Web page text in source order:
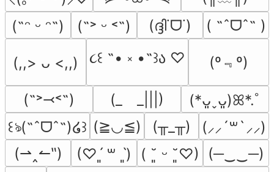
(˶ᵔ ᵕ ᵔ˶)
(˶˃ ᵕ ˂˶) (ദ്ദി˙ᗜ˙) ( ˶ˆᗜˆ˵ )
(,,> ᴗ <,,) ૮꒰ ˶• ༝ •˶꒱ა ♡ (º﹃º)
(˶˃⤙˂˶) (_　_|||)
(*ᴗ͈ˬᴗ͈)ꕤ*.ﾟ
꒰ঌ(˶ˆᗜˆ˵)໒꒱ (≧◡≦) (╥_╥)
(⸝⸝´꒳`⸝⸝)
(⇀‸↼‶)
(♡ˊ͈ ꒳ ˋ͈) ( ˘͈ ᵕ ˘͈♡)
(─‿‿─)